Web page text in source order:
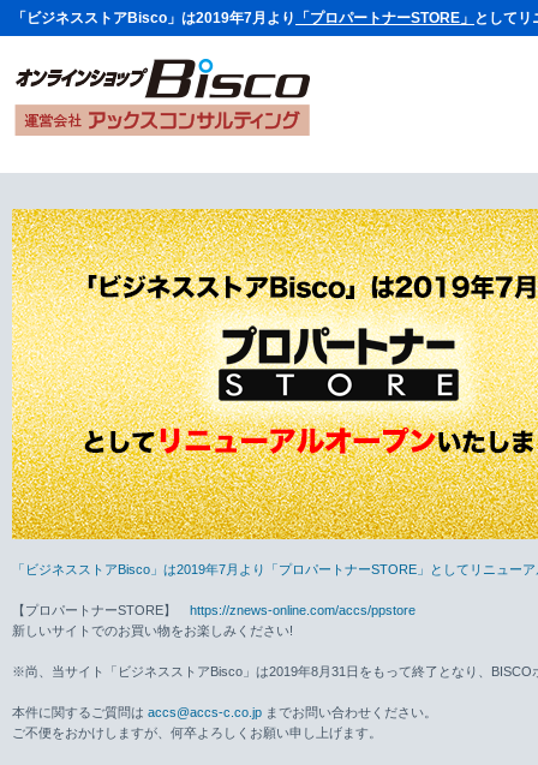
「ビジネスストアBisco」は2019年7月より 「プロパートナーSTORE」 としてリ
「ビジネスストアBisco」は2019年7月より「プロパートナーSTORE」としてリニュー
【プロパートナーSTORE】 https://znews-online.com/accs/ppstore
新しいサイトでのお買い物をお楽しみください!
※尚、当サイト「ビジネスストアBisco」は2019年8月31日をもって終了となり、
本件に関するご質問は accs@accs-c.co.jp までお問い合わせください。
ご不便をおかけしますが、何卒よろしくお願い申し上げます。